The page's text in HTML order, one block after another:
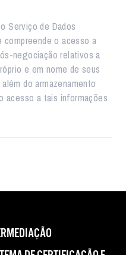
Serviço de Dados
compreende o acesso a
negociação relativos a
e em nome de seus
do armazenamento
acesso a tais informações